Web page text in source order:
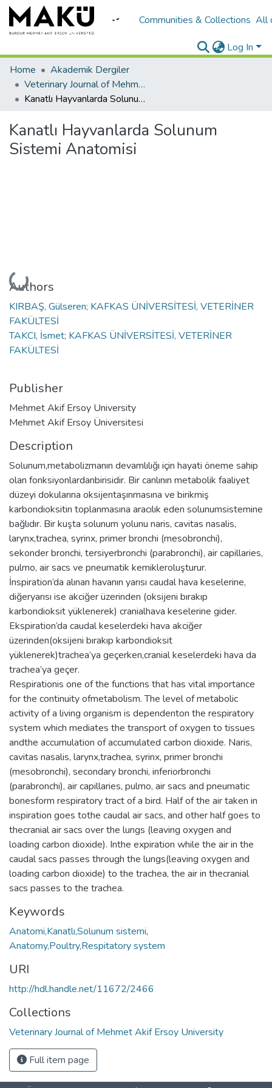
Communities & Collections All
Log In
Home
Akademik Dergiler
Veterinary Journal of Mehmet Akif Ersoy University
Kanatlı Hayvanlarda Solunum Sistemi Anatomisi
Kanatlı Hayvanlarda Solunum
Sistemi Anatomisi
Loading...
Authors
KIRBAŞ, Gülseren; KAFKAS ÜNİVERSİTESİ, VETERİNER
FAKÜLTESİ
TAKCI, İsmet; KAFKAS ÜNİVERSİTESİ, VETERİNER
FAKÜLTESİ
Publisher
Mehmet Akif Ersoy University
Mehmet Akif Ersoy Üniversitesi
Description
Solunum,metabolizmanın devamlılığı için hayati öneme sahip
olan fonksiyonlardanbirisidir. Bir canlının metabolik faaliyet
düzeyi dokularına oksijentaşınmasına ve birikmiş
karbondioksitin toplanmasına aracılık eden solunumsistemine
bağlıdır. Bir kuşta solunum yolunu naris, cavitas nasalis,
larynx,trachea, syrinx, primer bronchi (mesobronchi),
sekonder bronchi, tersiyerbronchi (parabronchi), air capillaries,
pulmo, air sacs ve pneumatik kemikleroluşturur.
İnspiration’da alınan havanın yarısı caudal hava keselerine,
diğeryarısı ise akciğer üzerinden (oksijeni bırakıp
karbondioksit yüklenerek) cranialhava keselerine gider.
Ekspiration’da caudal keselerdeki hava akciğer
üzerinden(oksijeni bırakıp karbondioksit
yüklenerek)trachea’ya geçerken,cranial keselerdeki hava da
trachea’ya geçer.
Respirationis one of the functions that has vital importance
for the continuity ofmetabolism. The level of metabolic
activity of a living organism is dependenton the respiratory
system which mediates the transport of oxygen to tissues
andthe accumulation of accumulated carbon dioxide. Naris,
cavitas nasalis, larynx,trachea, syrinx, primer bronchi
(mesobronchi), secondary bronchi, inferiorbronchi
(parabronchi), air capillaries, pulmo, air sacs and pneumatic
bonesform respiratory tract of a bird. Half of the air taken in
inspiration goes tothe caudal air sacs, and other half goes to
thecranial air sacs over the lungs (leaving oxygen and
loading carbon dioxide). Inthe expiration while the air in the
caudal sacs passes through the lungs(leaving oxygen and
loading carbon dioxide) to the trachea, the air in thecranial
sacs passes to the trachea.
Keywords
Anatomi,Kanatlı,Solunum sistemi,
Anatomy,Poultry,Respitatory system
URI
http://hdl.handle.net/11672/2466
Collections
Veterinary Journal of Mehmet Akif Ersoy University
Full item page